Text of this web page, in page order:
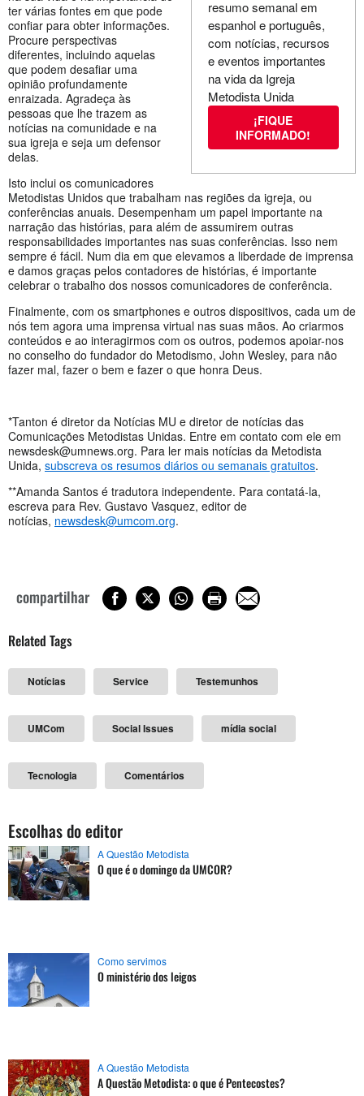
resumo semanal em
espanhol e português,
com notícias, recursos
e eventos importantes
na vida da Igreja
Metodista Unida
¡FIQUE
INFORMADO!
ter várias fontes em que pode
confiar para obter informações.
Procure perspectivas
diferentes, incluindo aquelas
que podem desafiar uma
opinião profundamente
enraizada. Agradeça às
pessoas que lhe trazem as
notícias na comunidade e na
sua igreja e seja um defensor
delas.
Isto inclui os comunicadores
Metodistas Unidos que trabalham nas regiões da igreja, ou
conferências anuais. Desempenham um papel importante na
narração das histórias, para além de assumirem outras
responsabilidades importantes nas suas conferências. Isso nem
sempre é fácil. Num dia em que elevamos a liberdade de imprensa
e damos graças pelos contadores de histórias, é importante
celebrar o trabalho dos nossos comunicadores de conferência.
Finalmente, com os smartphones e outros dispositivos, cada um de
nós tem agora uma imprensa virtual nas suas mãos. Ao criarmos
conteúdos e ao interagirmos com os outros, podemos apoiar-nos
no conselho do fundador do Metodismo, John Wesley, para não
fazer mal, fazer o bem e fazer o que honra Deus.
*Tanton é diretor da Notícias MU e diretor de notícias das
Comunicações Metodistas Unidas. Entre em contato com ele em
newsdesk@umnews.org. Para ler mais notícias da Metodista
Unida, subscreva os resumos diários ou semanais gratuitos.
**Amanda Santos é tradutora independente. Para contatá-la,
escreva para Rev. Gustavo Vasquez, editor de
notícias, newsdesk@umcom.org.
compartilhar
Related Tags
Notícias Service Testemunhos
UMCom Social Issues mídia social
Tecnologia Comentários
Escolhas do editor
A Questão Metodista
O que é o domingo da UMCOR?
Como servimos
O ministério dos leigos
A Questão Metodista
A Questão Metodista: o que é Pentecostes?